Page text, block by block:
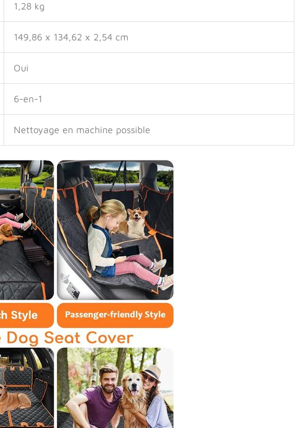
1,28 kg
149,86 x 134,62 x 2,54 cm
Oui
6-en-1
Nettoyage en machine possible